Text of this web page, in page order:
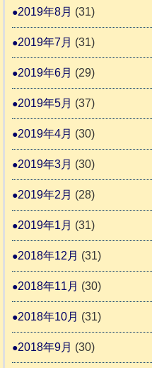
2019年8月 (31)
2019年7月 (31)
2019年6月 (29)
2019年5月 (37)
2019年4月 (30)
2019年3月 (30)
2019年2月 (28)
2019年1月 (31)
2018年12月 (31)
2018年11月 (30)
2018年10月 (31)
2018年9月 (30)